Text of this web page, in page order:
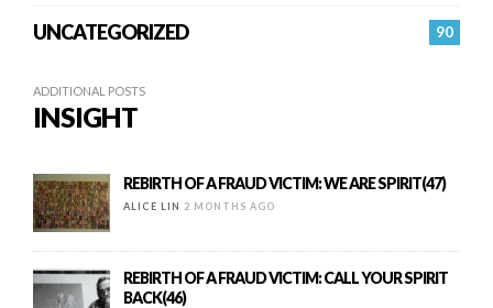
90
UNCATEGORIZED
ADDITIONAL POSTS
INSIGHT
REBIRTH OF A FRAUD VICTIM: WE ARE SPIRIT(47)
ALICE LIN 2 MONTHS AGO
REBIRTH OF A FRAUD VICTIM: CALL YOUR SPIRIT
BACK(46)